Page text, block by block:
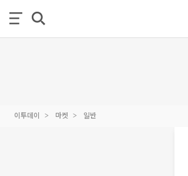
이투데이 마켓 일반